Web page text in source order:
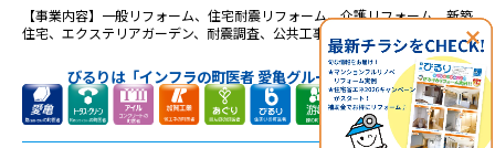
【事業内容】一般リフォーム、住宅耐震リフォーム、介護リフォーム、新築
住宅、エクステリアガーデン、耐震調査、公共工事、太陽光 等
びるりは「インフラの町医者 愛亀グループ」の一員です